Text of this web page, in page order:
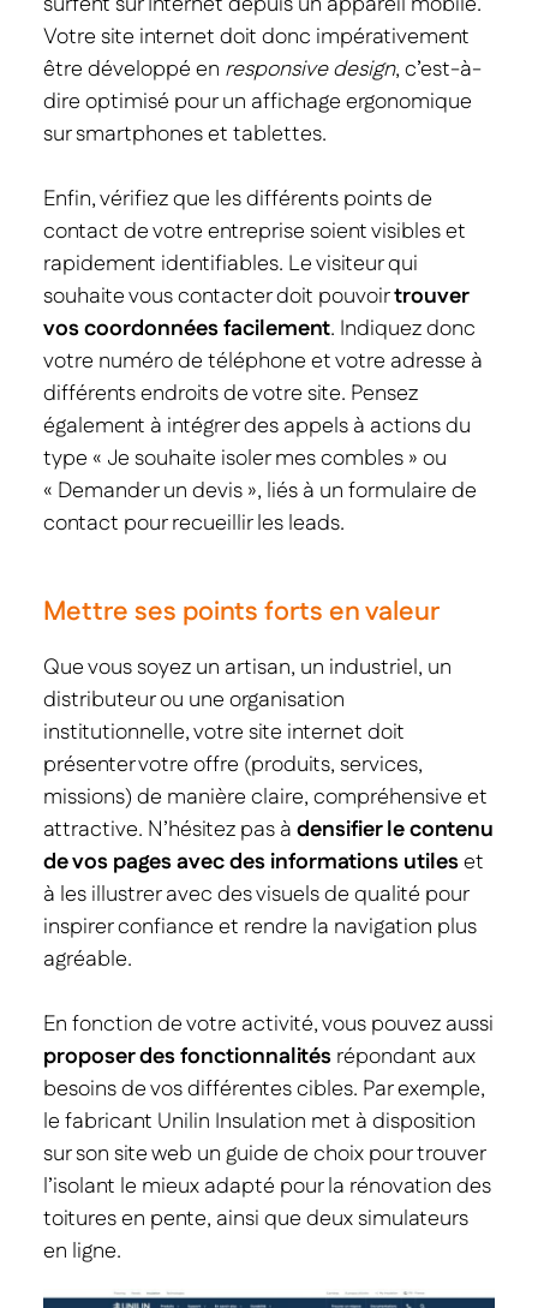
Votre site internet doit donc impérativement
être développé en responsive design, c’est-à-
dire optimisé pour un affichage ergonomique
sur smartphones et tablettes.
Enfin, vérifiez que les différents points de
contact de votre entreprise soient visibles et
rapidement identifiables. Le visiteur qui
souhaite vous contacter doit pouvoirtrouver
vos coordonnées facilement. Indiquez donc
votre numéro de téléphone et votre adresse à
différents endroits de votre site. Pensez
également à intégrer des appels à actions du
type « Je souhaite isoler mes combles » ou
« Demander un devis », liés à un formulaire de
contact pour recueillir les leads.
Mettre ses points forts en valeur
Que vous soyez un artisan, un industriel, un
distributeur ou une organisation
institutionnelle, votre site internet doit
présenter votre offre (produits, services,
missions) de manière claire, compréhensive et
attractive. N’hésitez pas àdensifier le contenu
de vos pages avec des informations utileset
à les illustrer avec des visuels de qualité pour
inspirer confiance et rendre la navigation plus
agréable.
En fonction de votre activité, vous pouvez aussi
proposer des fonctionnalitésrépondant aux
besoins de vos différentes cibles. Par exemple,
le fabricant Unilin Insulation met à disposition
sur son site web un guide de choix pour trouver
l’isolant le mieux adapté pour la rénovation des
toitures en pente, ainsi que deux simulateurs
en ligne.